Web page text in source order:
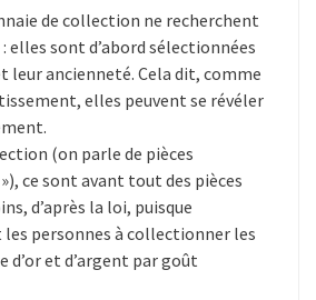
i
g
n
e
M
A
N
T
E
N
A
N
T
>
de collection ne recherchent
elles sont d’abord sélectionnées
leur ancienneté. Cela dit, comme
elles peuvent se révéler
(on parle de pièces
ce sont avant tout des pièces
d’après la loi, puisque
personnes à collectionner les
d’or et d’argent par goût